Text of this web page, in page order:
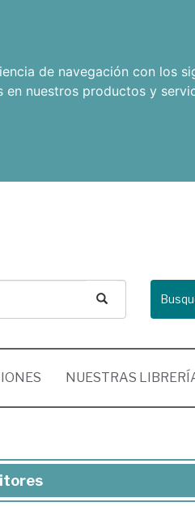
de navegación con los
en nuestros productos y
NUESTRAS